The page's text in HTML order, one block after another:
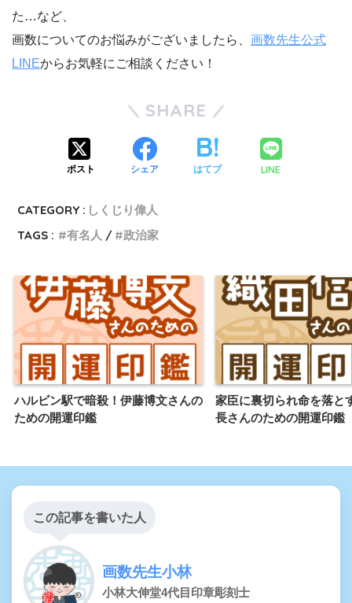
た…など、
画数についてのお悩みがございましたら、 画数先生公式
LINEからお気軽にご相談ください！
SHARE
ポスト シェア はてブ LINE
CATEGORY : しくじり偉人
TAGS :
有名人 政治家
ハルビン駅で暗殺！伊藤博文さんの
ための開運印鑑
家臣に裏切られ命を落と
長さんのための開運印鑑
この記事を書いた人
画数先生小林
小林大伸堂4代目印章彫刻士